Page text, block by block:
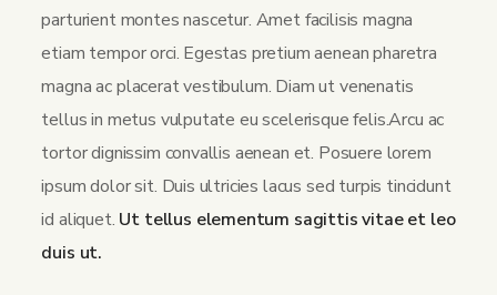
parturient montes nascetur. Amet facilisis magna
etiam tempor orci. Egestas pretium aenean pharetra
magna ac placerat vestibulum. Diam ut venenatis
tellus in metus vulputate eu scelerisque felis.Arcu ac
tortor dignissim convallis aenean et. Posuere lorem
ipsum dolor sit. Duis ultricies lacus sed turpis tincidunt
id aliquet. Ut tellus elementum sagittis vitae et leo
duis ut.